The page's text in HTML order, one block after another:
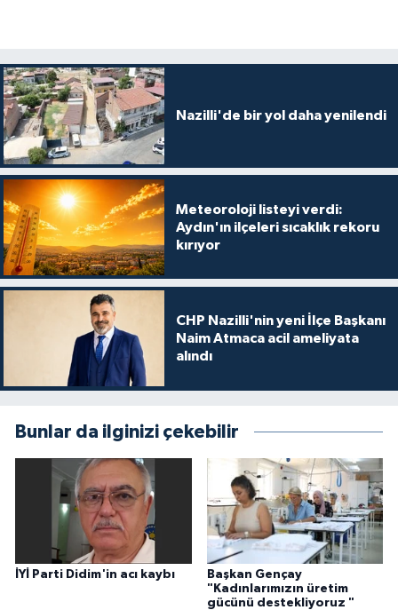
Nazilli'de bir yol daha yenilendi
Meteoroloji listeyi verdi:
Aydın'ın ilçeleri sıcaklık rekoru
kırıyor
CHP Nazilli'nin yeni İlçe Başkanı
Naim Atmaca acil ameliyata
alındı
Bunlar da ilginizi çekebilir
İYİ Parti Didim'in acı kaybı
Başkan Gençay
"Kadınlarımızın üretim
gücünü destekliyoruz "